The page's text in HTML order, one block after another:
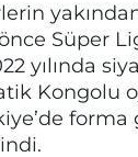
Süper
yılında
Kongolu